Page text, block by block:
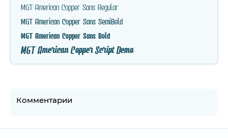
MGT American Copper Sans Regular
MGT American Copper Sans SemiBold
MGT American Copper Sans Bold
MGT American Copper Script Demo
Комментарии